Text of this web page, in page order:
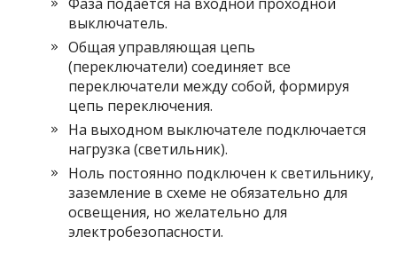
выключатель.
Общая управляющая цепь
(переключатели) соединяет все
переключатели между собой, формируя
цепь переключения.
На выходном выключателе подключается
нагрузка (светильник).
Ноль постоянно подключен к светильнику,
заземление в схеме не обязательно для
освещения, но желательно для
электробезопасности.